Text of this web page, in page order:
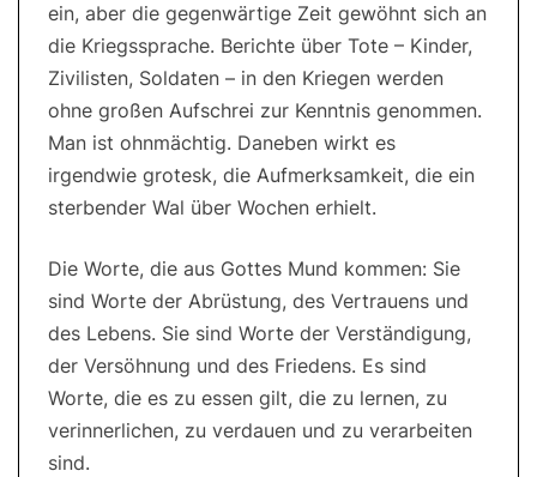
ein, aber die gegenwärtige Zeit gewöhnt sich an
die Kriegssprache. Berichte über Tote – Kinder,
Zivilisten, Soldaten – in den Kriegen werden
ohne großen Aufschrei zur Kenntnis genommen.
Man ist ohnmächtig. Daneben wirkt es
irgendwie grotesk, die Aufmerksamkeit, die ein
sterbender Wal über Wochen erhielt.
Die Worte, die aus Gottes Mund kommen: Sie
sind Worte der Abrüstung, des Vertrauens und
des Lebens. Sie sind Worte der Verständigung,
der Versöhnung und des Friedens. Es sind
Worte, die es zu essen gilt, die zu lernen, zu
verinnerlichen, zu verdauen und zu verarbeiten
sind.